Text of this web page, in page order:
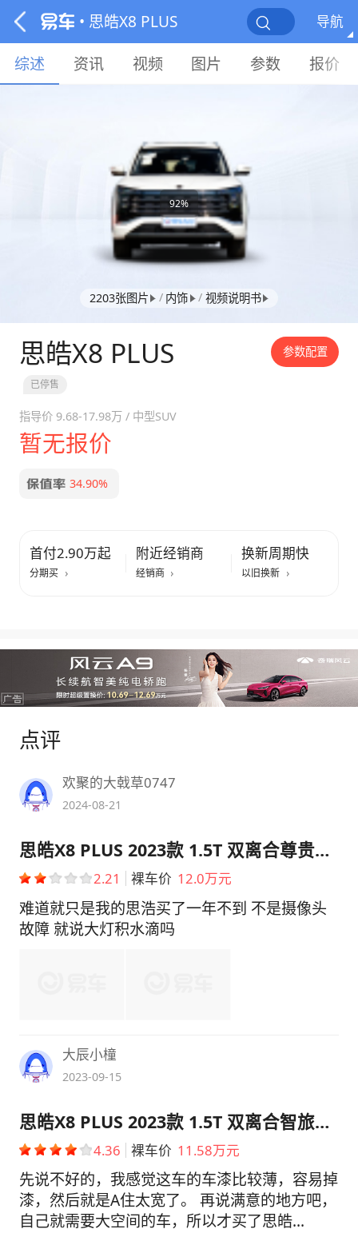
• 思皓X8 PLUS 导航
综述 资讯 视频 图片 参数 报价
92%
2203张图片 / 内饰 / 视频说明书
思皓X8 PLUS
已停售
参数配置
指导价 9.68-17.98万 / 中型SUV
暂无报价
34.90%
首付2.90万起
分期买
附近经销商
经销商
换新周期快
以旧换新
点评
欢聚的大戟草0747
2024-08-21
思皓X8 PLUS 2023款 1.5T 双离合尊贵版 7座
2.21 裸车价 12.0万元
难道就只是我的思浩买了一年不到 不是摄像头
故障 就说大灯积水滴吗
大辰小橦
2023-09-15
思皓X8 PLUS 2023款 1.5T 双离合智旅版 5座
4.36 裸车价 11.58万元
先说不好的，我感觉这车的车漆比较薄，容易掉
漆，然后就是A住太宽了。 再说满意的地方吧，
自己就需要大空间的车，所以才买了思皓